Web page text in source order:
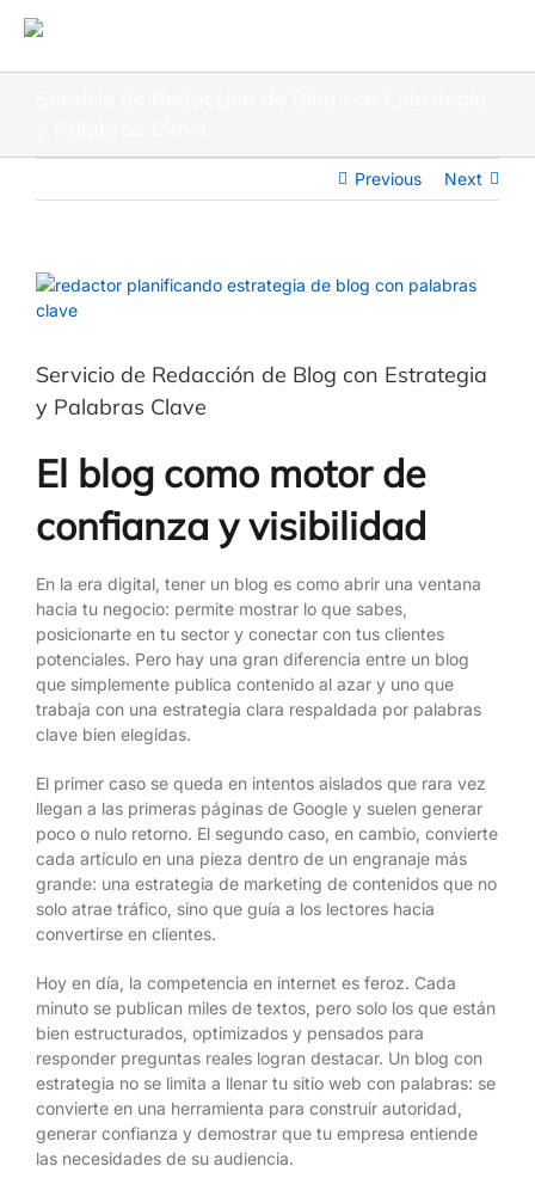
Previous Next
Servicio de Redacción de Blog con Estrategia
y Palabras Clave
El blog como motor de
confianza y visibilidad
En la era digital, tener un blog es como abrir una ventana
hacia tu negocio: permite mostrar lo que sabes,
posicionarte en tu sector y conectar con tus clientes
potenciales. Pero hay una gran diferencia entre un blog
que simplemente publica contenido al azar y uno que
trabaja con una estrategia clara respaldada por palabras
clave bien elegidas.
El primer caso se queda en intentos aislados que rara vez
llegan a las primeras páginas de Google y suelen generar
poco o nulo retorno. El segundo caso, en cambio, convierte
cada artículo en una pieza dentro de un engranaje más
grande: una estrategia de marketing de contenidos que no
solo atrae tráfico, sino que guía a los lectores hacia
convertirse en clientes.
Hoy en día, la competencia en internet es feroz. Cada
minuto se publican miles de textos, pero solo los que están
bien estructurados, optimizados y pensados para
responder preguntas reales logran destacar. Un blog con
estrategia no se limita a llenar tu sitio web con palabras: se
convierte en una herramienta para construir autoridad,
generar confianza y demostrar que tu empresa entiende
las necesidades de su audiencia.